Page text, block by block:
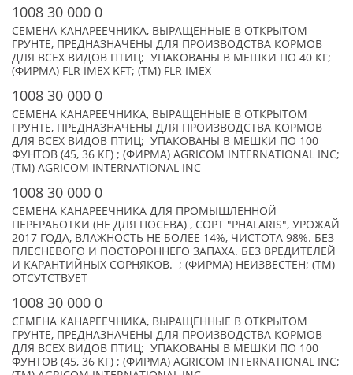
1008 30 000 0
СЕМЕНА КАНАРЕЕЧНИКА, ВЫРАЩЕННЫЕ В ОТКРЫТОМ
ГРУНТЕ, ПРЕДНАЗНАЧЕНЫ ДЛЯ ПРОИЗВОДСТВА КОРМОВ
ДЛЯ ВСЕХ ВИДОВ ПТИЦ; УПАКОВАНЫ В МЕШКИ ПО 40 КГ;
(ФИРМА) FLR IMEX KFT; (TM) FLR IMEX
1008 30 000 0
СЕМЕНА КАНАРЕЕЧНИКА, ВЫРАЩЕННЫЕ В ОТКРЫТОМ
ГРУНТЕ, ПРЕДНАЗНАЧЕНЫ ДЛЯ ПРОИЗВОДСТВА КОРМОВ
ДЛЯ ВСЕХ ВИДОВ ПТИЦ; УПАКОВАНЫ В МЕШКИ ПО 100
ФУНТОВ (45, 36 КГ) ; (ФИРМА) AGRICOM INTERNATIONAL INC;
(TM) AGRICOM INTERNATIONAL INC
1008 30 000 0
СЕМЕНА КАНАРЕЕЧНИКА ДЛЯ ПРОМЫШЛЕННОЙ
ПЕРЕРАБОТКИ (НЕ ДЛЯ ПОСЕВА) , СОРТ "PHALARIS", УРОЖАЙ
2017 ГОДА, ВЛАЖНОСТЬ НЕ БОЛЕЕ 14%, ЧИСТОТА 98%. БЕЗ
ПЛЕСНЕВОГО И ПОСТОРОННЕГО ЗАПАХА. БЕЗ ВРЕДИТЕЛЕЙ
И КАРАНТИЙНЫХ СОРНЯКОВ. ; (ФИРМА) НЕИЗВЕСТЕН; (TM)
ОТСУТСТВУЕТ
1008 30 000 0
СЕМЕНА КАНАРЕЕЧНИКА, ВЫРАЩЕННЫЕ В ОТКРЫТОМ
ГРУНТЕ, ПРЕДНАЗНАЧЕНЫ ДЛЯ ПРОИЗВОДСТВА КОРМОВ
ДЛЯ ВСЕХ ВИДОВ ПТИЦ; УПАКОВАНЫ В МЕШКИ ПО 100
ФУНТОВ (45, 36 КГ) ; (ФИРМА) AGRICOM INTERNATIONAL INC;